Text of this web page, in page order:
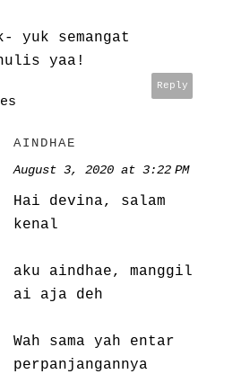
yuk semangat
yaa!
Reply
AINDHAE
August 3, 2020 at 3:22 PM
Hai devina, salam
kenal
aku aindhae, manggil
ai aja deh
Wah sama yah entar
perpanjangannya